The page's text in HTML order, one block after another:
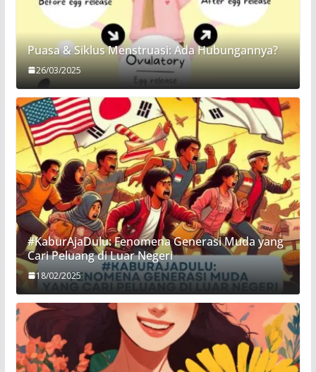
Puasa & Siklus Menstruasi: Ada Hubungannya?
26/03/2025
#KaburAjaDulu: Fenomena Generasi Muda yang
Cari Peluang di Luar Negeri
18/02/2025